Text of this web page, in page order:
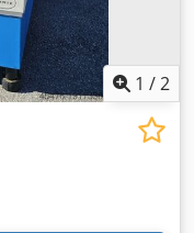
1 /2